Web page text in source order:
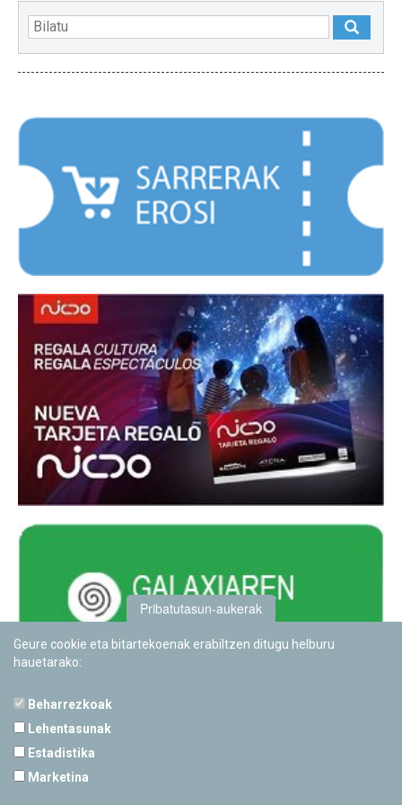
Pribatutasun-aukerak
Geure cookie eta bitartekoenak erabiltzen ditugu helburu
hauetarako:
Beharrezkoak
Lehentasunak
Estadistika
Marketina